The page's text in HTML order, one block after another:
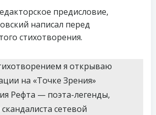
предисловие,
написал перед
стихотворения.
я открываю
на «Точке Зрения»
Рефта — поэта-легенды,
скандалиста сетевой